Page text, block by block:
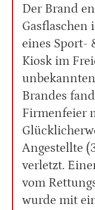
Der Brand
Gasflaschen
eines Sport-
Kiosk im
Brandes
Firmenfeier
Angestellte
verletzt.
vom
wurde mit